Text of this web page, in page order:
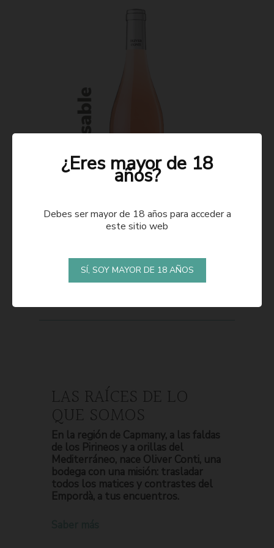
LAS RAÍCES DE LO
QUE SOMOS
En la región de Capmany, a las faldas
de los Pirineos y a orillas del
Mediterráneo, nace Oliver Conti, una
bodega con una misión: trasladar
todos los matices y contrastes del
Empordà, a tus encuentros.
¿Eres mayor de 18
años?
Debes ser mayor de 18 años para acceder a
este sitio web
SÍ, SOY MAYOR DE 18 AÑOS